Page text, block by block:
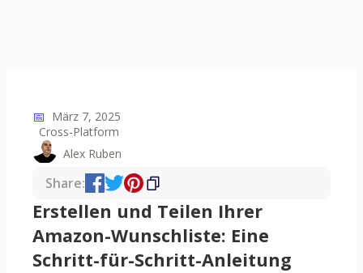
📅 März 7, 2025
Cross-Platform
Alex Ruben
Share:
Erstellen und Teilen Ihrer
Amazon-Wunschliste: Eine
Schritt-für-Schritt-Anleitung